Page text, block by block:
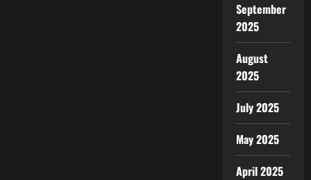
September
2025
August
2025
July 2025
May 2025
April 2025